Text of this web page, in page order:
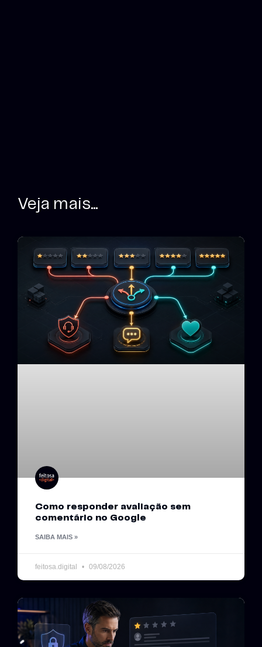
Veja mais...
Como responder avaliação sem
comentário no Google
SAIBA MAIS »
feitosa.digital 09/08/2026